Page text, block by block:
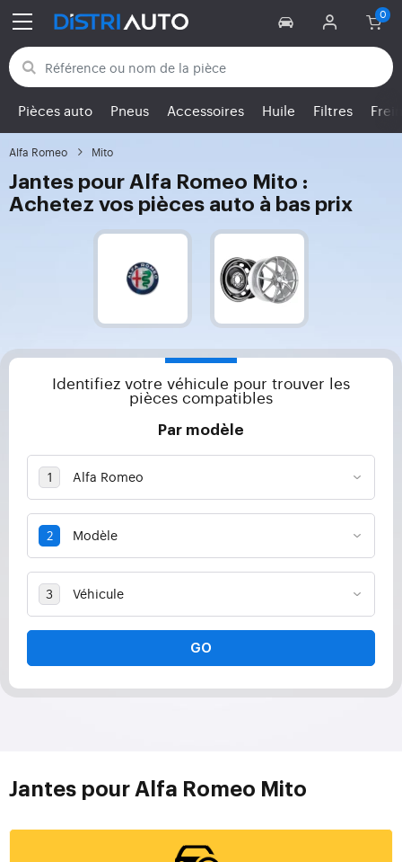
Retour aux catégories
Pièces auto Pneus Accessoires Huile Filtres
Alfa Romeo Mito
Jantes pour Alfa Romeo Mito :
Achetez vos pièces auto à bas prix
Identifiez votre véhicule pour trouver les
pièces compatibles
Par modèle
GO
Jantes pour Alfa Romeo Mito